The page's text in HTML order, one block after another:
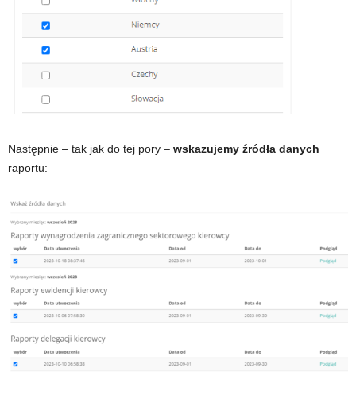
Następnie – tak jak do tej pory – wskazujemy źródła danych
raportu: